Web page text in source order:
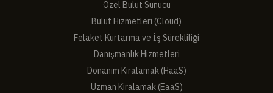
Özel Bulut Sunucu
Bulut Hizmetleri (Cloud)
Felaket Kurtarma ve İş Sürekliliği
Danışmanlık Hizmetleri
Donanım Kiralamak (HaaS)
Uzman Kiralamak (EaaS)